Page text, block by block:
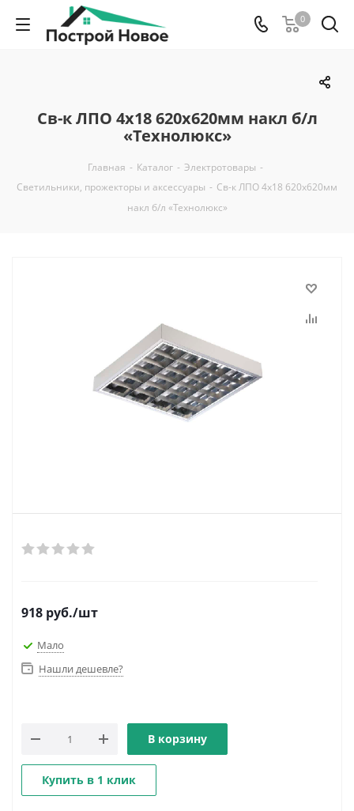
0
Св-к ЛПО 4х18 620х620мм накл б/л
«Технолюкс»
Главная - Каталог - Электротовары -
Светильники, прожекторы и аксессуары - Св-к ЛПО 4х18 620х620мм
накл б/л «Технолюкс»
918 руб./шт
Мало
Нашли дешевле?
В корзину
Купить в 1 клик